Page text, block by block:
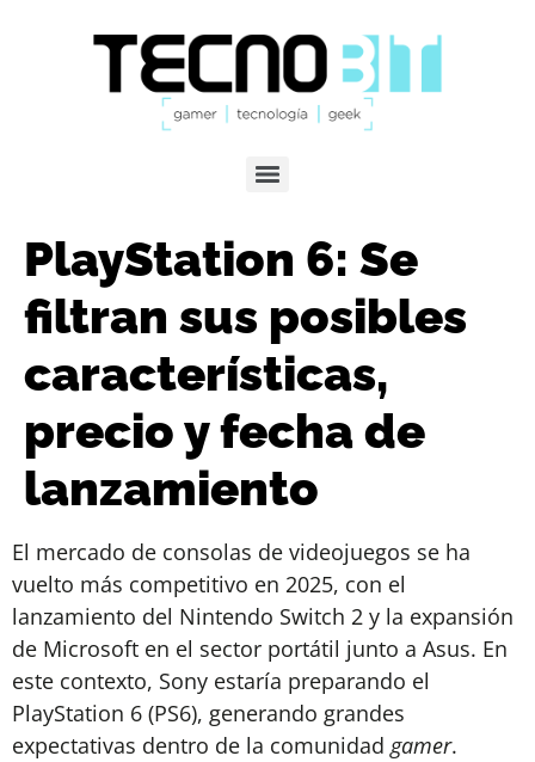
PlayStation 6: Se
filtran sus posibles
características,
precio y fecha de
lanzamiento
El mercado de consolas de videojuegos se ha
vuelto más competitivo en 2025, con el
lanzamiento del Nintendo Switch 2 y la expansión
de Microsoft en el sector portátil junto a Asus. En
este contexto, Sony estaría preparando el
PlayStation 6 (PS6), generando grandes
expectativas dentro de la comunidad gamer.